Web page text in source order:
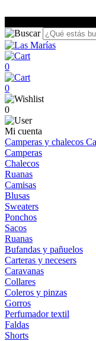
0
0
0
Mi cuenta
Camperas y chalecos
Camperas
Chalecos
Ruanas
Camisas
Blusas
Sweaters
Ponchos
Sacos
Ruanas
Bufandas y pañuelos
Carteras y necesers
Caravanas
Collares
Coleros y pinzas
Gorros
Perfumador textil
Faldas
Shorts